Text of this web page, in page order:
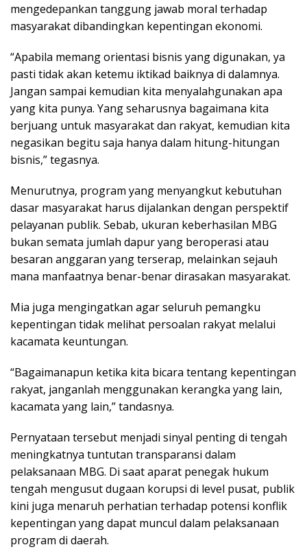
mengedepankan tanggung jawab moral terhadap
masyarakat dibandingkan kepentingan ekonomi.
“Apabila memang orientasi bisnis yang digunakan, ya
pasti tidak akan ketemu iktikad baiknya di dalamnya.
Jangan sampai kemudian kita menyalahgunakan apa
yang kita punya. Yang seharusnya bagaimana kita
berjuang untuk masyarakat dan rakyat, kemudian kita
negasikan begitu saja hanya dalam hitung-hitungan
bisnis,” tegasnya.
Menurutnya, program yang menyangkut kebutuhan
dasar masyarakat harus dijalankan dengan perspektif
pelayanan publik. Sebab, ukuran keberhasilan MBG
bukan semata jumlah dapur yang beroperasi atau
besaran anggaran yang terserap, melainkan sejauh
mana manfaatnya benar-benar dirasakan masyarakat.
Mia juga mengingatkan agar seluruh pemangku
kepentingan tidak melihat persoalan rakyat melalui
kacamata keuntungan.
“Bagaimanapun ketika kita bicara tentang kepentingan
rakyat, janganlah menggunakan kerangka yang lain,
kacamata yang lain,” tandasnya.
Pernyataan tersebut menjadi sinyal penting di tengah
meningkatnya tuntutan transparansi dalam
pelaksanaan MBG. Di saat aparat penegak hukum
tengah mengusut dugaan korupsi di level pusat, publik
kini juga menaruh perhatian terhadap potensi konflik
kepentingan yang dapat muncul dalam pelaksanaan
program di daerah.